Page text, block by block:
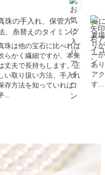
珠の手入れ、保管方
、糸替えのタイミング
珠は他の宝石に比べれば
らかく繊細ですが、本来
丈夫で長持ちします。正
い取り扱い方法、手入れ
存方法を知っていれば
...
夏
夏
り
ー
あ
ア
す...